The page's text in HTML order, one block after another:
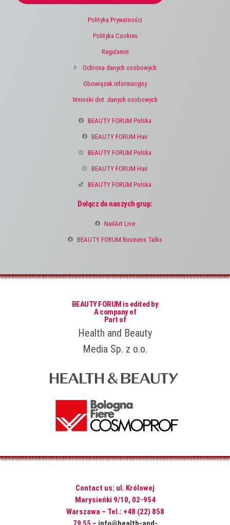
Polityka Prywatności
Polityka Cookies
Regulamin
Ochrona danych osobowych
Obowiązek informacyjny
Wnioski dot. danych osobowych
BEAUTY FORUM Polska
BEAUTY FORUM Hair
BEAUTY FORUM Polska
BEAUTY FORUM Hair
BEAUTY FORUM Polska
Dołącz do naszych grup:
NailArt Live
BEAUTY FORUM Business Talks
BEAUTY FORUM is edited by
A company of
Part of
Health and Beauty
Media Sp. z o.o.
Contact us: ul. Królowej
Marysieńki 9/10, 02-954
Warszawa – Tel.: +48 (22) 858